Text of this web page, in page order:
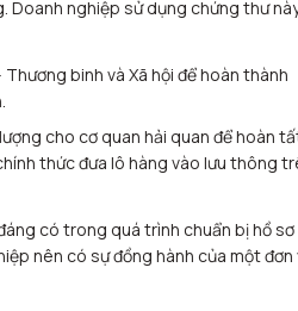
Doanh nghiệp sử dụng chứng thư
binh và Xã hội để hoàn thành
cho cơ quan hải quan để hoàn
thức đưa lô hàng vào lưu thông
có trong quá trình chuẩn bị hồ sơ
nên có sự đồng hành của một đơn